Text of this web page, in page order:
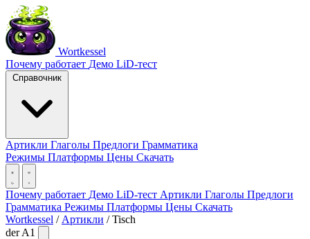
Wortkessel
Почему работает Демо LiD-тест
Справочник
Артикли Глаголы Предлоги Грамматика
Режимы Платформы Цены Скачать
Почему работает Демо LiD-тест Артикли Глаголы Предлоги
Грамматика Режимы Платформы Цены Скачать
Wortkessel / Артикли / Tisch
derA1